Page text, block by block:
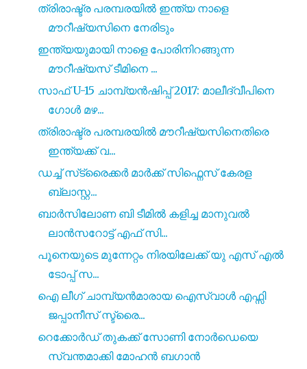
ത്രിരാഷ്ട്ര പരമ്പരയിൽ ഇന്ത്യ നാളെ
മൗറീഷ്യസിനെ നേരിടും
ഇന്ത്യയുമായി നാളെ പോരിനിറങ്ങുന്ന
മൗറീഷ്യസ് ടീമിനെ ...
സാഫ് U-15 ചാമ്പ്യൻഷിപ്പ് 2017: മാലീദ്വീപിനെ
ഗോൾ മഴ...
ത്രിരാഷ്ട്ര പരമ്പരയിൽ മൗറീഷ്യസിനെതിരെ
ഇന്ത്യക്ക് വ...
ഡച്ച് സ്‌ട്രൈക്കർ മാർക്ക് സിഫ്നെസ്‌ കേരള
ബ്ലാസ്റ്റ...
ബാർസിലോണ ബി ടീമിൽ കളിച്ച മാനുവൽ
ലാൻസറോട്ട് എഫ് സി...
പൂനെയുടെ മുന്നേറ്റം നിരയിലേക്ക് യു എസ് എൽ
ടോപ്പ് സ...
ഐ ലീഗ് ചാമ്പ്യൻമാരായ ഐസ്വാൾ എഫ്സി
ജപ്പാനീസ് സ്ട്രൈ...
റെക്കോർഡ് തുകക്ക് സോണി നോർഡെയെ
സ്വന്തമാക്കി മോഹൻ ബഗാൻ